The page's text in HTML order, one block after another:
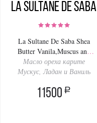
La Sultanе De Saba
La Sultane De Saba Shea
Butter Vanila,Muscus and
Ladan 300ml
Масло ореха карите
Мускус, Ладан и Ваниль
11500 a